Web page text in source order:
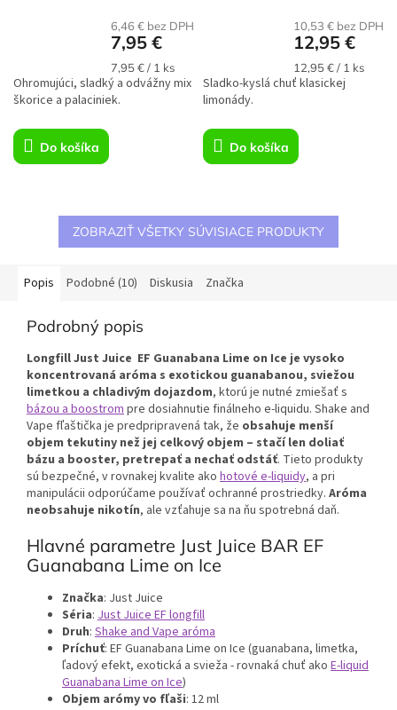
6,46 € bez DPH
7,95 €
Jednotková
cena:
7,95 € / 1 ks
Do košíka
Ohromujúci, sladký a odvážny mix
škorice a palaciniek.
10,53 € bez DPH
12,95 €
Jednotková
cena:
12,95 € / 1 ks
Do košíka
Sladko-kyslá chuť klasickej
limonády.
ZOBRAZIŤ VŠETKY SÚVISIACE PRODUKTY
Popis Podobné (10) Diskusia Značka
Podrobný popis
Longfill Just Juice EF Guanabana Lime on Ice je vysoko
koncentrovaná aróma s exotickou guanabanou, sviežou
limetkou a chladivým dojazdom, ktorú je nutné zmiešať s
bázou a boostrompre dosiahnutie finálneho e-liquidu. Shake and
Vape fľaštička je predpripravená tak, že obsahuje menší
objem tekutiny než jej celkový objem – stačí len doliať
bázu a booster, pretrepať a nechať odstáť. Tieto produkty
sú bezpečné, v rovnakej kvalite ako hotové e-liquidy, a pri
manipulácii odporúčame používať ochranné prostriedky. Aróma
neobsahuje nikotín, ale vzťahuje sa na ňu spotrebná daň.
Hlavné parametre Just Juice BAR EF
Guanabana Lime on Ice
Značka: Just Juice
Séria: Just Juice EF longfill
Druh: Shake and Vape aróma
Príchuť: EF Guanabana Lime on Ice (guanabana, limetka,
ľadový efekt, exotická a svieža - rovnaká chuť ako E-liquid
Guanabana Lime on Ice)
Objem arómy vo fľaši: 12 ml